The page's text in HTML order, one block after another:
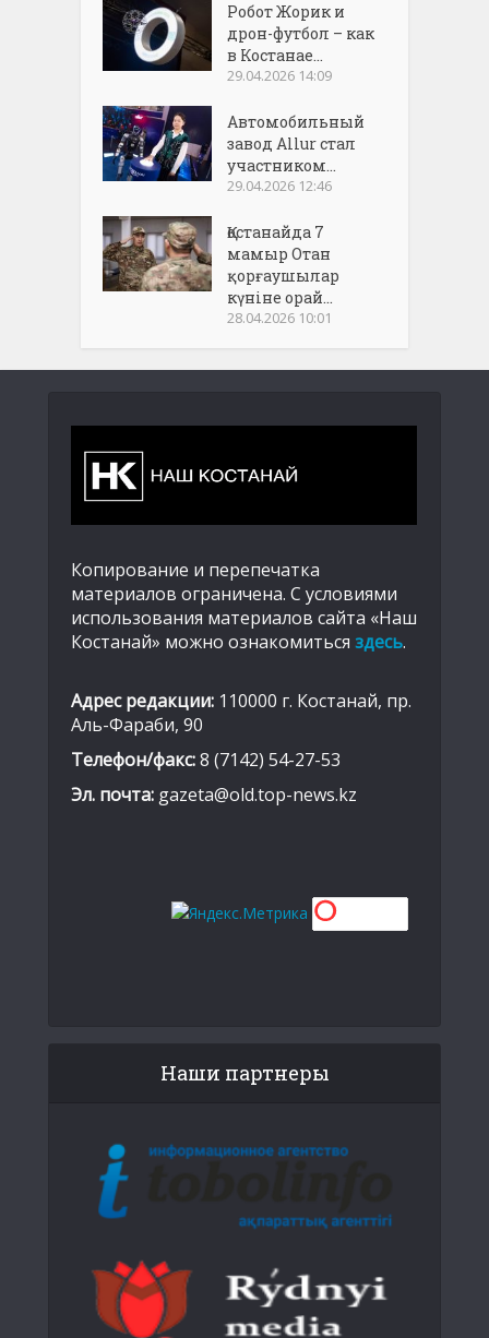
Робот Жорик и
дрон-футбол – как
в Костанае...
29.04.2026 14:09
Автомобильный
завод Allur стал
участником...
29.04.2026 12:46
Қостанайда 7
мамыр Отан
қорғаушылар
күніне орай...
28.04.2026 10:01
Копирование и перепечатка
материалов ограничена. С условиями
использования материалов сайта «Наш
Костанай» можно ознакомиться здесь.
Адрес редакции: 110000 г. Костанай, пр.
Аль-Фараби, 90
Телефон/факс:8 (7142) 54-27-53
Эл. почта: gazeta@old.top-news.kz
Наши партнеры